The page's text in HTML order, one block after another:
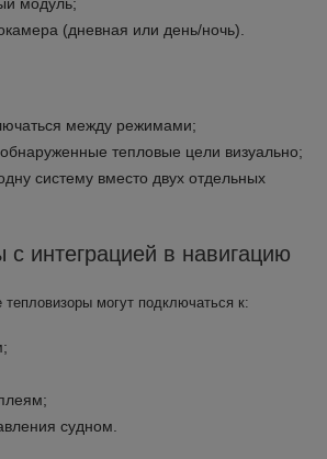
(дневная или день/ночь).
между режимами;
тепловые цели визуально;
систему вместо двух отдельных
с интеграцией в навигацию
могут подключаться к:
судном.